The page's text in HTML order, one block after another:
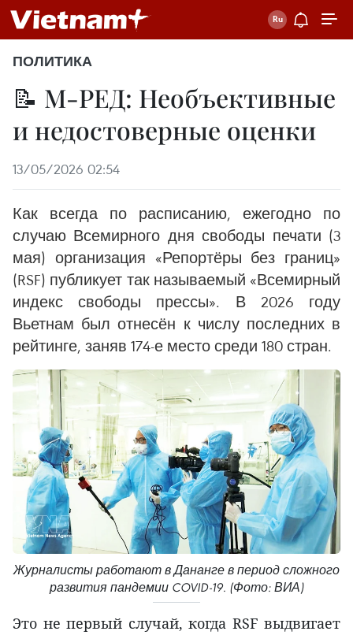
ПОЛИТИКА
📝 М-РЕД: Необъективные
и недостоверные оценки
13/05/2026 02:54
Как всегда по расписанию, ежегодно по
случаю Всемирного дня свободы печати (3
мая) организация «Репортёры без границ»
(RSF) публикует так называемый «Всемирный
индекс свободы прессы». В 2026 году
Вьетнам был отнесён к числу последних в
рейтинге, заняв 174-е место среди 180 стран.
Журналисты работают в Дананге в период сложного
развития пандемии COVID-19. (Фото: ВИА)
Это не первый случай, когда RSF выдвигает